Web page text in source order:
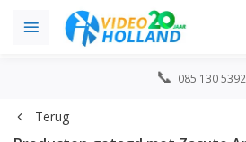
085 130 5392
Terug